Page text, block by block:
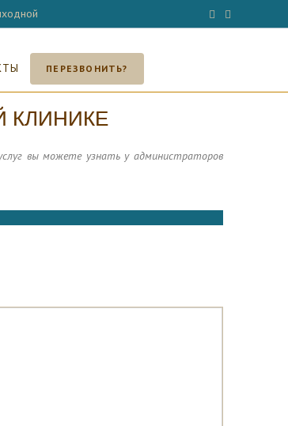
ПЕРЕЗВОНИТЬ?
КЛИНИКЕ
вы можете узнать у администраторов